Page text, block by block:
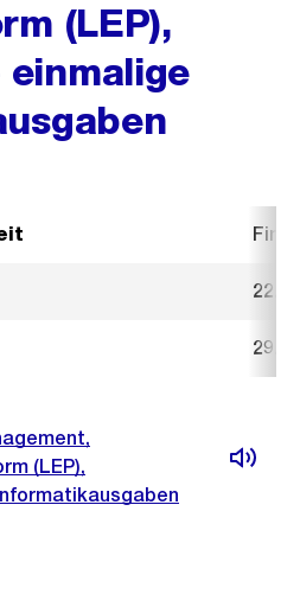
(LEP),
einmalige
22.
29.
(LEP),